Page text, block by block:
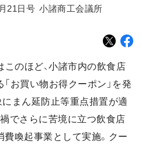
21日号 小諸商工会議所
このほど、小諸市内の飲食店
お買い物お得クーポン」を発
まん延防止等重点措置が適
でさらに苦境に立つ飲食店
喚起事業として実施。クー